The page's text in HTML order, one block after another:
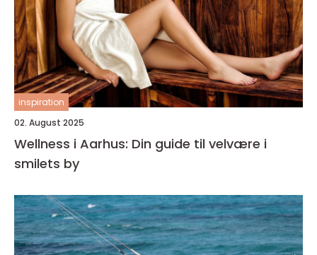
inspiration
02. August 2025
Wellness i Aarhus: Din guide til velvære i
smilets by